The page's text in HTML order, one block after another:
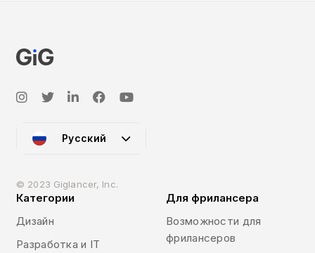
Русский
© 2023 Giglancer, Inc.
Категории
Дизайн
Разработка и IT
Для фрилансера
Возможности для
фрилансеров